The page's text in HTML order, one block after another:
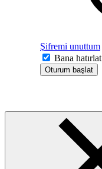
Şifremi unuttum
Bana hatırlat
Oturum başlat